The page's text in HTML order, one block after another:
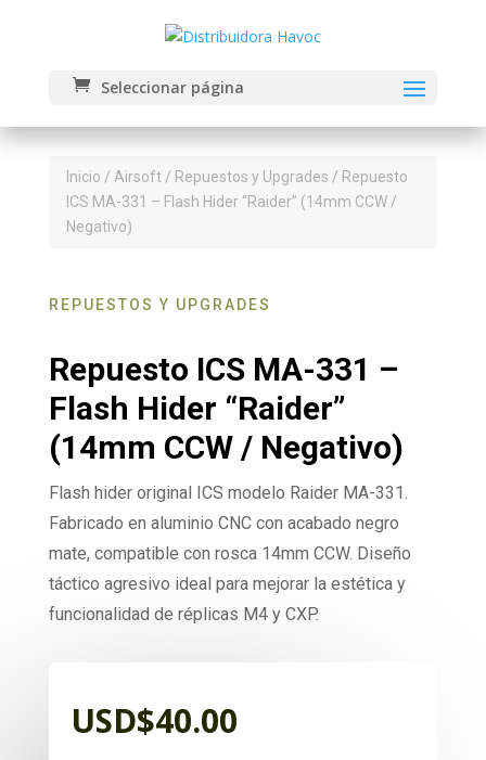
Seleccionar página
Inicio / Airsoft/ Repuestos y Upgrades / Repuesto
ICS MA-331 – Flash Hider “Raider” (14mm CCW /
Negativo)
REPUESTOS Y UPGRADES
Repuesto ICS MA-331 –
Flash Hider “Raider”
(14mm CCW / Negativo)
Flash hider original ICS modelo Raider MA-331.
Fabricado en aluminio CNC con acabado negro
mate, compatible con rosca 14mm CCW. Diseño
táctico agresivo ideal para mejorar la estética y
funcionalidad de réplicas M4 y CXP.
USD$40.00